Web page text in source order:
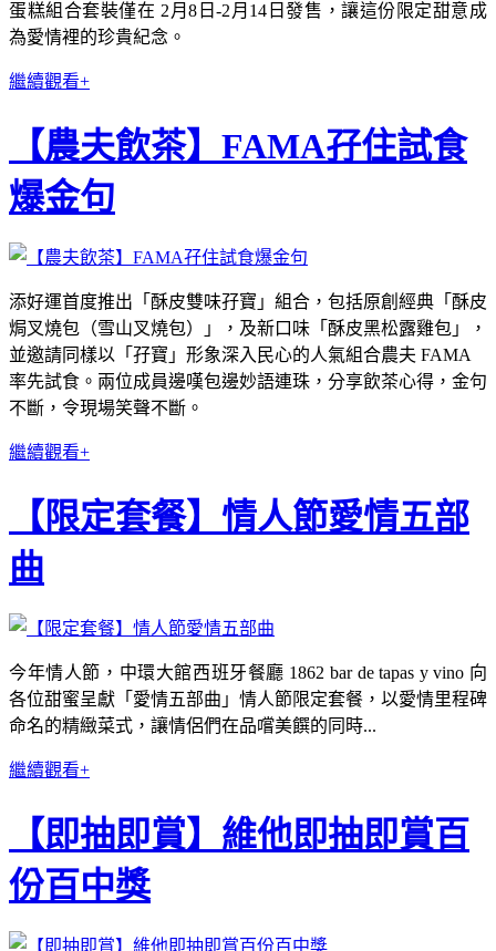
蛋糕組合套裝僅在 2月8日-2月14日發售，讓這份限定甜意成
為愛情裡的珍貴紀念。
繼續觀看+
【農夫飲茶】FAMA孖住試食
爆金句
添好運首度推出「酥皮雙味孖寶」組合，包括原創經典「酥皮
焗叉燒包（雪山叉燒包）」，及新口味「酥皮黑松露雞包」，
並邀請同樣以「孖寶」形象深入民心的人氣組合農夫 FAMA
率先試食。兩位成員邊嘆包邊妙語連珠，分享飲茶心得，金句
不斷，令現場笑聲不斷。
繼續觀看+
【限定套餐】情人節愛情五部
曲
今年情人節，中環大館西班牙餐廳 1862 bar de tapas y vino 向
各位甜蜜呈獻「愛情五部曲」情人節限定套餐，以愛情里程碑
命名的精緻菜式，讓情侶們在品嚐美饌的同時...
繼續觀看+
【即抽即賞】維他即抽即賞百
份百中獎